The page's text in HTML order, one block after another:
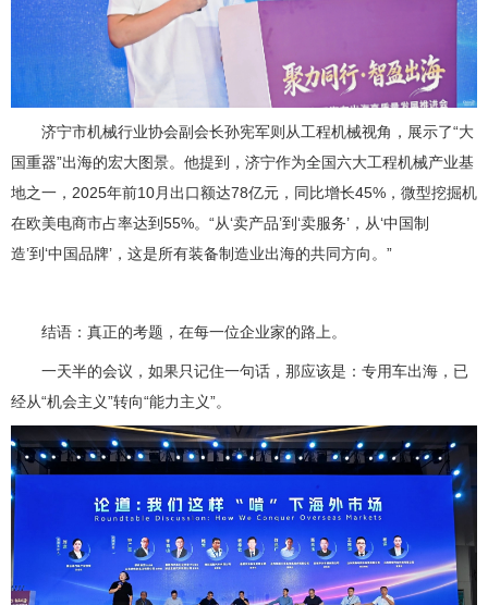
济宁市机械行业协会副会长孙宪军则从工程机械视角，展示了“大
国重器”出海的宏大图景。他提到，济宁作为全国六大工程机械产业基
地之一，2025年前10月出口额达78亿元，同比增长45%，微型挖掘机
在欧美电商市占率达到55%。“从‘卖产品’到‘卖服务’，从‘中国制
造’到‘中国品牌’，这是所有装备制造业出海的共同方向。”
结语：真正的考题，在每一位企业家的路上。
一天半的会议，如果只记住一句话，那应该是：专用车出海，已
经从“机会主义”转向“能力主义”。